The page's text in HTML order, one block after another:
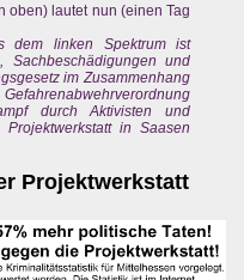
oben) lautet nun (einen Tag
dem linken Spektrum ist
Sachbeschädigungen und
im Zusammenhang
durch Aktivisten und
in Saasen
Projektwerkstatt